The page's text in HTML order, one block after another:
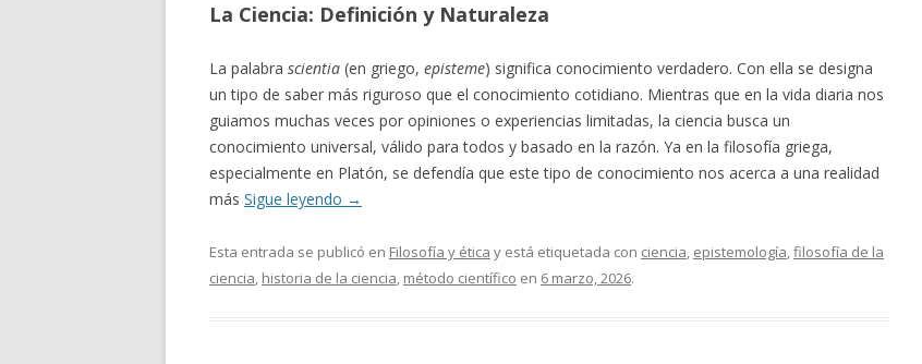
La Ciencia: Definición y Naturaleza
La palabra scientia (en griego, episteme) significa conocimiento verdadero. Con ella se designa
un tipo de saber más riguroso que el conocimiento cotidiano. Mientras que en la vida diaria nos
guiamos muchas veces por opiniones o experiencias limitadas, la ciencia busca un
conocimiento universal, válido para todos y basado en la razón. Ya en la filosofía griega,
especialmente en Platón, se defendía que este tipo de conocimiento nos acerca a una realidad
más Sigue leyendo →
Esta entrada se publicó en Filosofía y ética y está etiquetada con ciencia, epistemología,filosofía de la
ciencia, historia de la ciencia, método científico en 6 marzo, 2026.